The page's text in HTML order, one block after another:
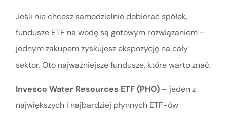
Jeśli nie chcesz samodzielnie dobierać spółek,
fundusze ETF na wodę są gotowym rozwiązaniem –
jednym zakupem zyskujesz ekspozycję na cały
sektor. Oto najważniejsze fundusze, które warto znać.
Invesco Water Resources ETF (PHO) – jeden z
największych i najbardziej płynnych ETF-ów